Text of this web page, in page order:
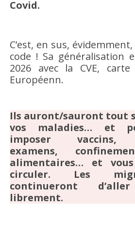
Covid.
C’est, en sus,
code ! Sa généralisation
2026 avec la CVE, carte
Européenn.
Ils auront/sauront tout
vos maladies… et
imposer vaccins,
examens,
alimentaires… et
circuler. Les
continueront
librement.